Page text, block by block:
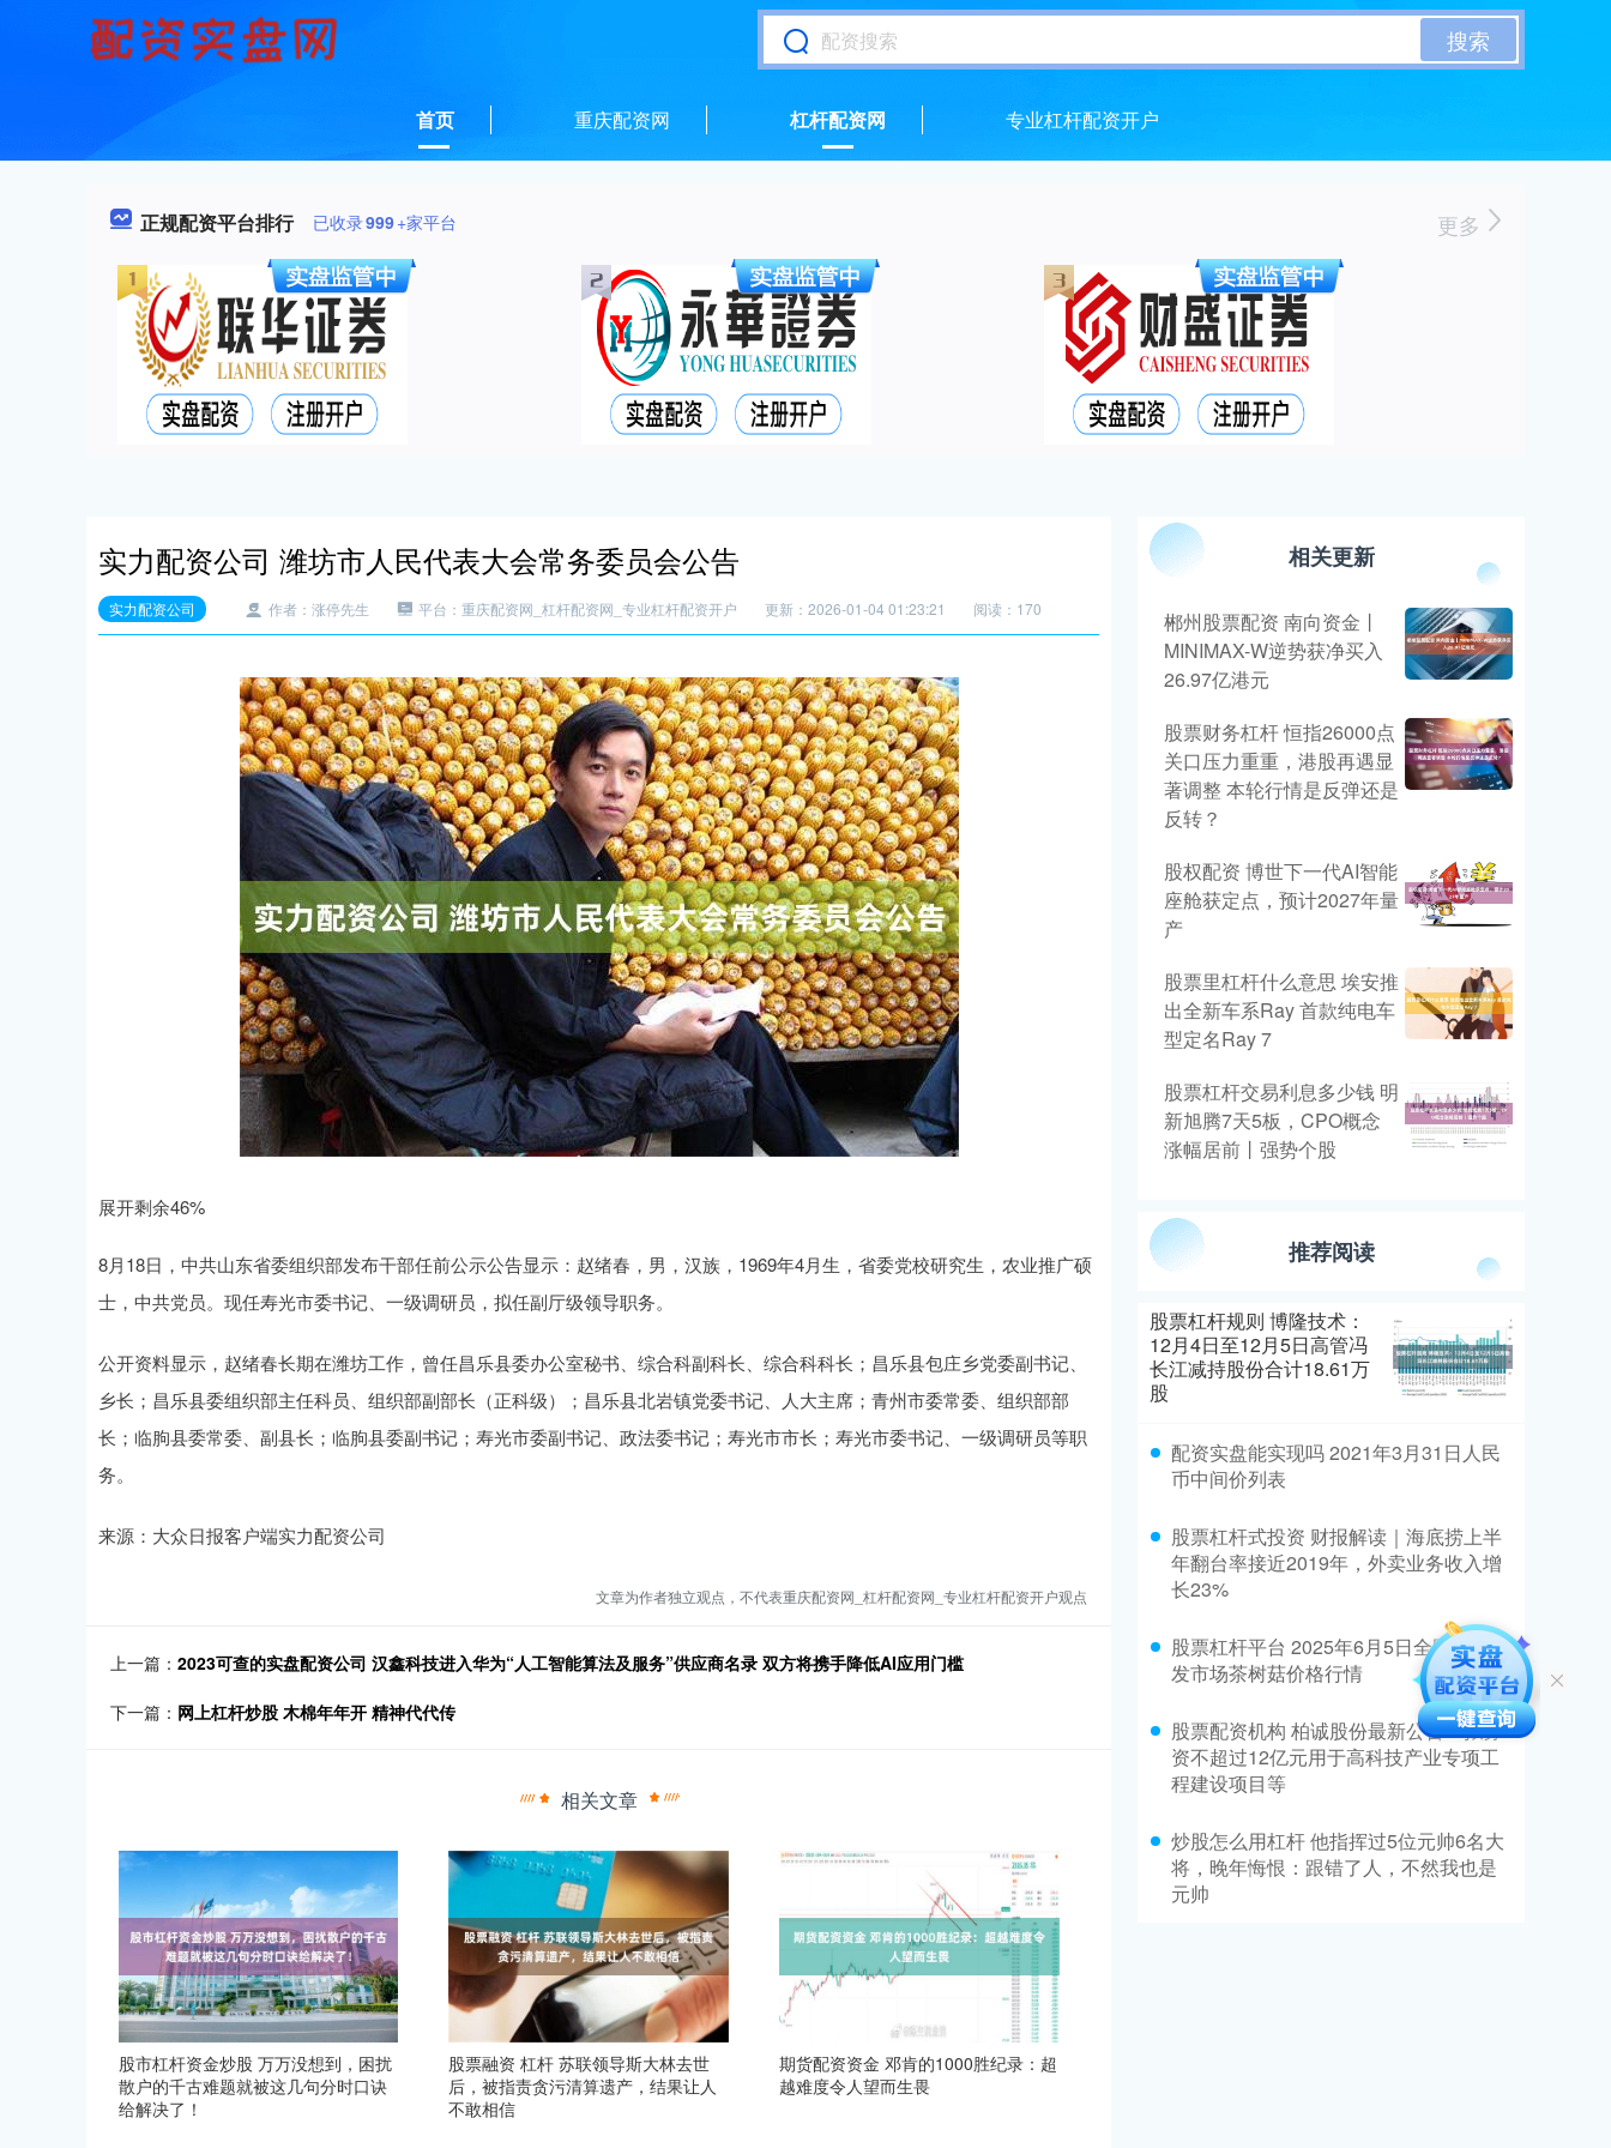
搜索
首页 重庆配资网 杠杆配资网 专业杠杆配资开户
正规配资平台排行 已收录999+家平台 更多
实力配资公司 潍坊市人民代表大会常务委员会公告
实力配资公司 作者：涨停先生 平台：重庆配资网_杠杆配资网_专业杠杆配资开户 更新：2026-01-04 01:23:21 阅读：170
展开剩余46%
8月18日，中共山东省委组织部发布干部任前公示公告显示：赵绪春，男，汉族，1969年4月生，省委党校研究生，农业推广硕
士，中共党员。现任寿光市委书记、一级调研员，拟任副厅级领导职务。
公开资料显示，赵绪春长期在潍坊工作，曾任昌乐县委办公室秘书、综合科副科长、综合科科长；昌乐县包庄乡党委副书记、
乡长；昌乐县委组织部主任科员、组织部副部长（正科级）；昌乐县北岩镇党委书记、人大主席；青州市委常委、组织部部
长；临朐县委常委、副县长；临朐县委副书记；寿光市委副书记、政法委书记；寿光市市长；寿光市委书记、一级调研员等职
务。
来源：大众日报客户端实力配资公司
文章为作者独立观点，不代表重庆配资网_杠杆配资网_专业杠杆配资开户观点
上一篇： 2023可查的实盘配资公司 汉鑫科技进入华为“人工智能算法及服务”供应商名录 双方将携手降低AI应用门槛
下一篇： 网上杠杆炒股 木棉年年开 精神代代传
相关文章
股市杠杆资金炒股 万万没想到，困扰
散户的千古难题就被这几句分时口诀
给解决了！
股票融资 杠杆 苏联领导斯大林去世
后，被指责贪污清算遗产，结果让人
不敢相信
期货配资资金 邓肯的1000胜纪录：超
越难度令人望而生畏
相关更新
郴州股票配资 南向资金丨
MINIMAX-W逆势获净买入
26.97亿港元
股票财务杠杆 恒指26000点
关口压力重重，港股再遇显
著调整 本轮行情是反弹还是
反转？
股权配资 博世下一代AI智能
座舱获定点，预计2027年量
产
股票里杠杆什么意思 埃安推
出全新车系Ray 首款纯电车
型定名Ray 7
股票杠杆交易利息多少钱 明
新旭腾7天5板，CPO概念
涨幅居前丨强势个股
推荐阅读
股票杠杆规则 博隆技术：
12月4日至12月5日高管冯
长江减持股份合计18.61万
股
配资实盘能实现吗 2021年3月31日人民
币中间价列表
股票杠杆式投资 财报解读｜海底捞上半
年翻台率接近2019年，外卖业务收入增
长23%
股票杠杆平台 2025年6月5日全国主要批
发市场茶树菇价格行情
股票配资机构 柏诚股份最新公告：拟募
资不超过12亿元用于高科技产业专项工
程建设项目等
炒股怎么用杠杆 他指挥过5位元帅6名大
将，晚年悔恨：跟错了人，不然我也是
元帅